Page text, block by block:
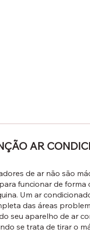
AR
de ar não são
funcionar de forma
Um ar
das áreas
seu aparelho de ar
se trata de tirar o